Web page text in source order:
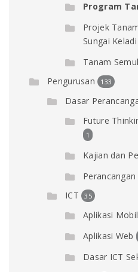
Program
Projek
Sungai
Tanam
Pengurusan 133
Dasar
Future
1
Kajian dan
Perancangan
ICT 35
Aplikasi
Aplikasi Web
Dasar ICT